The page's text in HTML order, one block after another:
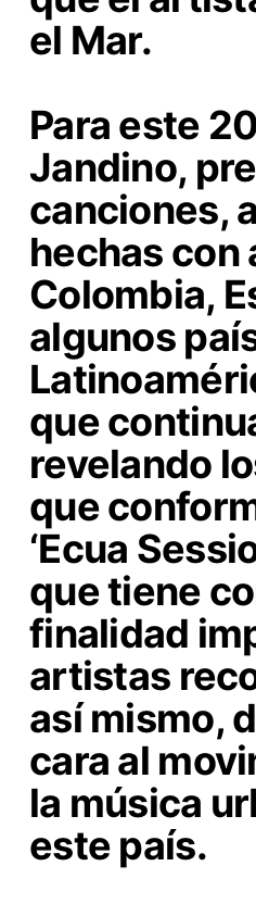
el Mar.
Para este
Jandino,
canciones,
hechas con
Colombia,
algunos
que
revelando
que
‘Ecua
que tiene
finalidad
artistas
así mismo,
cara al
la música
este país.